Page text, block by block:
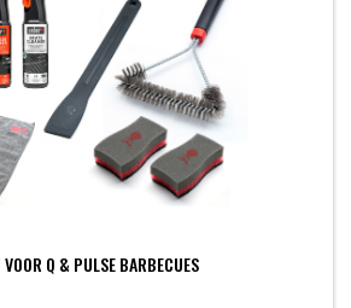
Q & PULSE BARBECUES